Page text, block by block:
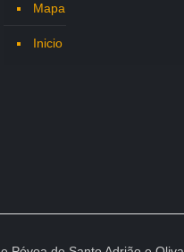
Mapa
Inicio